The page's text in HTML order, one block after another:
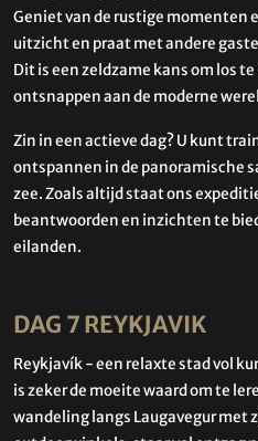
Geniet van de rustige momenten
uitzicht en praat met andere
Dit is een zeldzame kans om los
ontsnappen aan de moderne
Zin in een actieve dag? U kunt
ontspannen in de panoramische
zee. Zoals altijd staat ons
beantwoorden en inzichten te
eilanden.
DAG 7 REYKJAVIK
Reykjavík - een relaxte stad vol
is zeker de moeite waard om te
wandeling langs Laugavegur met